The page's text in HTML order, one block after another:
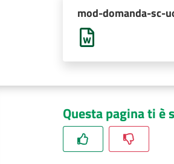
mod-domanda-sc-
Questa pagina ti è